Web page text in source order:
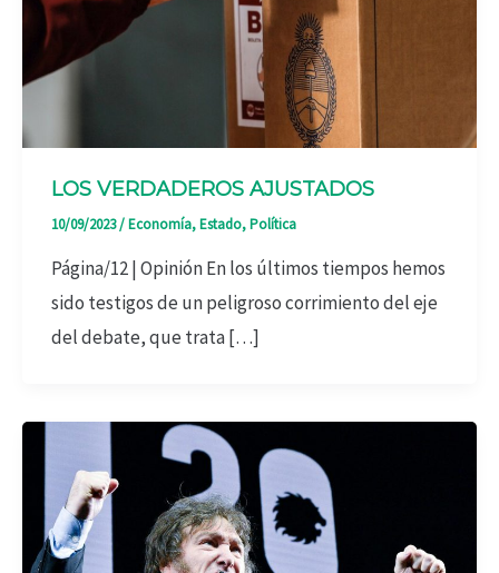
LOS VERDADEROS AJUSTADOS
10/09/2023/Economía,Estado,Política
Página/12 | Opinión En los últimos tiempos hemos
sido testigos de un peligroso corrimiento del eje
del debate, que trata […]